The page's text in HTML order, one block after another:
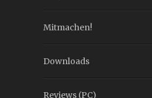
Mitmachen!
Downloads
Reviews (PC)